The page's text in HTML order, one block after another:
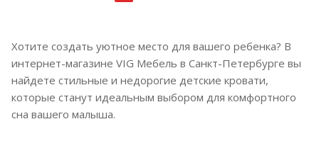
Хотите создать уютное место для вашего ребенка? В
интернет-магазине VIG Мебель в Санкт-Петербурге вы
найдете стильные и недорогие детские кровати,
которые станут идеальным выбором для комфортного
сна вашего малыша.